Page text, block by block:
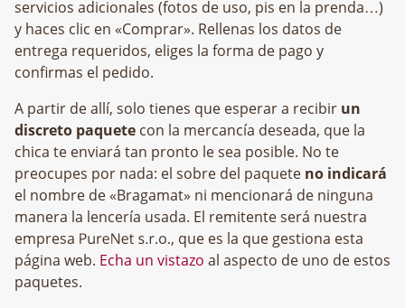
servicios adicionales (fotos de uso, pis en la prenda…)
y haces clic en «Comprar». Rellenas los datos de
entrega requeridos, eliges la forma de pago y
confirmas el pedido.
A partir de allí, solo tienes que esperar a recibir un
discreto paquete con la mercancía deseada, que la
chica te enviará tan pronto le sea posible. No te
preocupes por nada: el sobre del paquete no indicará
el nombre de «Bragamat» ni mencionará de ninguna
manera la lencería usada. El remitente será nuestra
empresa
, que es la que gestiona esta
página web. Echa un vistazo al aspecto de uno de estos
paquetes.